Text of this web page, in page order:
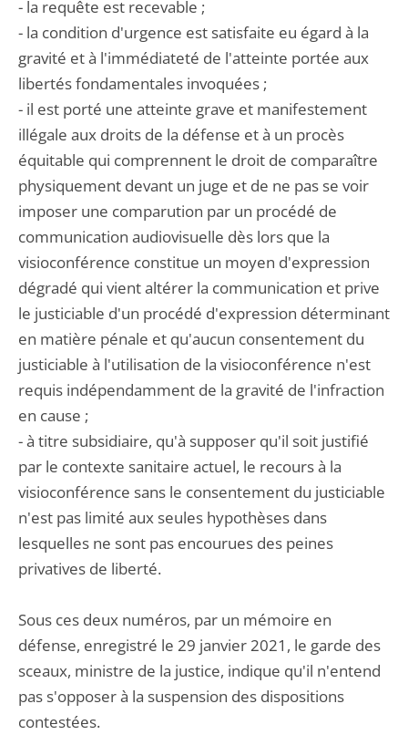
- la requête est recevable ;
- la condition d'urgence est satisfaite eu égard à la
gravité et à l'immédiateté de l'atteinte portée aux
libertés fondamentales invoquées ;
- il est porté une atteinte grave et manifestement
illégale aux droits de la défense et à un procès
équitable qui comprennent le droit de comparaître
physiquement devant un juge et de ne pas se voir
imposer une comparution par un procédé de
communication audiovisuelle dès lors que la
visioconférence constitue un moyen d'expression
dégradé qui vient altérer la communication et prive
le justiciable d'un procédé d'expression déterminant
en matière pénale et qu'aucun consentement du
justiciable à l'utilisation de la visioconférence n'est
requis indépendamment de la gravité de l'infraction
en cause ;
- à titre subsidiaire, qu'à supposer qu'il soit justifié
par le contexte sanitaire actuel, le recours à la
visioconférence sans le consentement du justiciable
n'est pas limité aux seules hypothèses dans
lesquelles ne sont pas encourues des peines
privatives de liberté.
Sous ces deux numéros, par un mémoire en
défense, enregistré le 29 janvier 2021, le garde des
sceaux, ministre de la justice, indique qu'il n'entend
pas s'opposer à la suspension des dispositions
contestées.